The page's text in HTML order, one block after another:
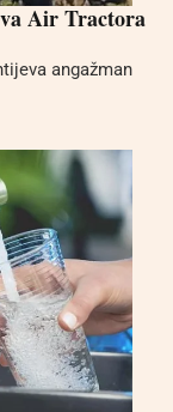
Air Tractora
angažman